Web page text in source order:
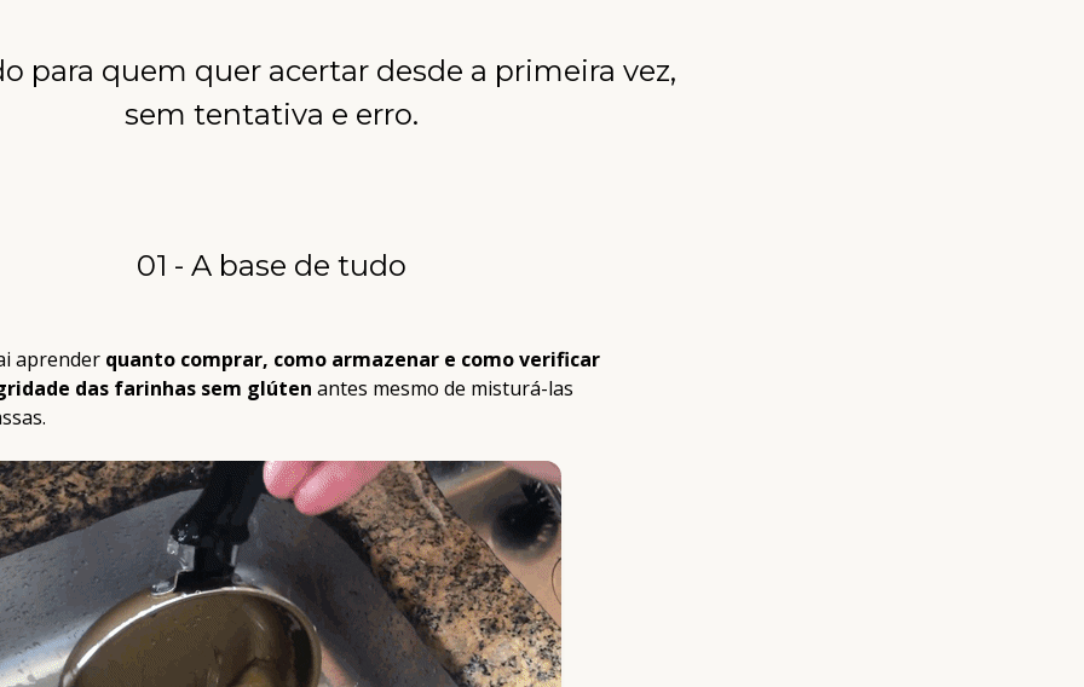
para quem quer acertar desde a primeira vez,
sem tentativa e erro.
01 - A base de tudo
aprender quanto comprar, como armazenar e como verificar
das farinhas sem glúten antes mesmo de misturá-las